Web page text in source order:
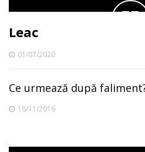
Leac
01/07/2020
Ce urmează după
18/11/2016